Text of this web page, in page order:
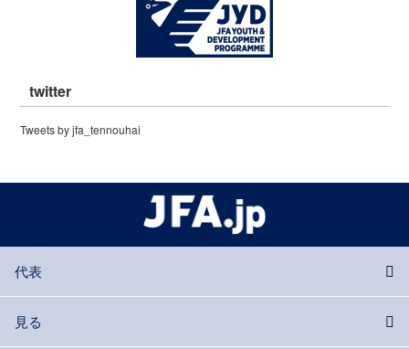
twitter
Tweets by jfa_tennouhai
代表
見る